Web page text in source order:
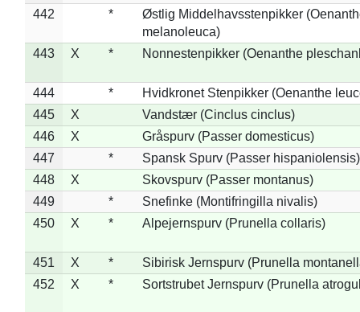
442
*
Østlig Middelhavsstenpikker
melanoleuca)
443
X * Nonnestenpikker (Oenanthe
444 *
Hvidkronet Stenpikker (Oenanthe
445
X
Vandstær (Cinclus cinclus)
446
X
Gråspurv (Passer domesticus)
447
*
Spansk Spurv (Passer hispaniolensis)
448
X
Skovspurv (Passer montanus)
449
*
Snefinke (Montifringilla nivalis)
450
X * Alpejernspurv (Prunella collaris)
451 X *
Sibirisk Jernspurv (Prunella
452
X * Sortstrubet Jernspurv (Prunella